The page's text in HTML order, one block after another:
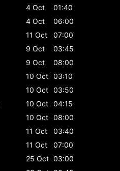
4 Oct
01:40
4 Oct
06:00
11 Oct
07:00
9 Oct
03:45
9 Oct
08:00
10 Oct 03:10
10 Oct 03:50
10 Oct 04:15
10 Oct 08:00
11 Oct
03:40
11 Oct
07:00
25 Oct 03:00